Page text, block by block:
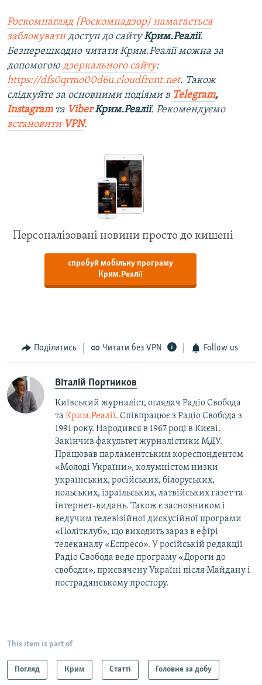
Роскомнагляд (Роскомнадзор) намагається
заблокуватидоступ до сайтуКрим.Реалії.
Безперешкодно читати Крим.Реалії можна за
допомогою дзеркального сайту:
https://dfs0qrmo00d6u.cloudfront.net. Також
слідкуйте за основними подіями в Telegram,
Instagramта ViberКрим.Реалії. Рекомендуємо
встановити VPN.
Персоналізовані новини просто до кишені
спробуй мобільну програму
Крим.Реалії
Поділитись Читати без VPN Follow us
Віталій Портников
Київський журналіст, оглядач Радіо Свобода
та Крим.Реалії. Співпрацює з Радіо Свобода з
1991 року. Народився в 1967 році в Києві.
Закінчив факультет журналістики МДУ.
Працював парламентським кореспондентом
«Молоді України», колумністом низки
українських, російських, білоруських,
польських, ізраїльських, латвійських газет та
інтернет-видань. Також є засновником і
ведучим телевізійної дискусійної програми
«Політклуб», що виходить зараз в ефірі
телеканалу «Еспресо». У російській редакції
Радіо Свобода веде програму «Дороги до
свободи», присвячену Україні після Майдану і
пострадянському простору.
This item is part of
Погляд Крим Статті Головне за добу